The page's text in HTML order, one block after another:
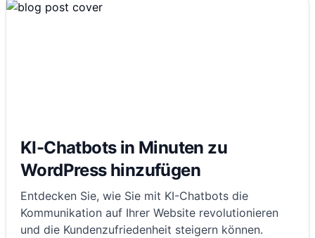
KI-Chatbots in Minuten zu
WordPress hinzufügen
Entdecken Sie, wie Sie mit KI-Chatbots die
Kommunikation auf Ihrer Website revolutionieren
und die Kundenzufriedenheit steigern können.